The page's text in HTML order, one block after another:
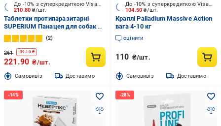
210.80₴/шт.
До -10% з суперкредиткою Visa Вигода
Таблетки протипаразитарні
SUPERIUM Панацея для собак 8-
16 кг
2
261 -39.10₴
221.90 ₴/шт.
Cамовивіз Доставимо
104.50₴/шт.
До -10% з суперкредиткою Visa Вигода
Краплі Palladium Massive Action
вага 4-10 кг
оцінити
110 ₴/шт.
Cамовивіз Доставимо